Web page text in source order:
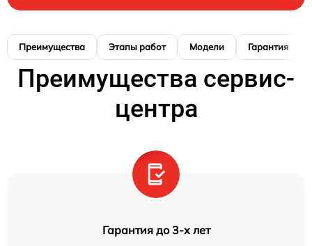
Преимущества Этапы работ Модели Гарантия
Преимущества сервис-
центра
Гарантия до 3-х лет